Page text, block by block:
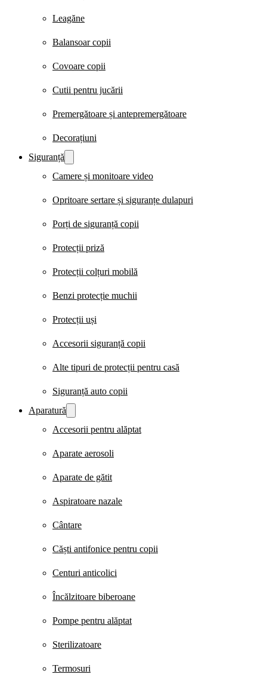
Leagăne
Balansoar copii
Covoare copii
Cutii pentru jucării
Premergătoare și antepremergătoare
Decorațiuni
Siguranță
Camere și monitoare video
Opritoare sertare și siguranțe dulapuri
Porți de siguranță copii
Protecții priză
Protecții colțuri mobilă
Benzi protecție muchii
Protecții uși
Accesorii siguranță copii
Alte tipuri de protecții pentru casă
Siguranță auto copii
Aparatură
Accesorii pentru alăptat
Aparate aerosoli
Aparate de gătit
Aspiratoare nazale
Cântare
Căști antifonice pentru copii
Centuri anticolici
Încălzitoare biberoane
Pompe pentru alăptat
Sterilizatoare
Termosuri